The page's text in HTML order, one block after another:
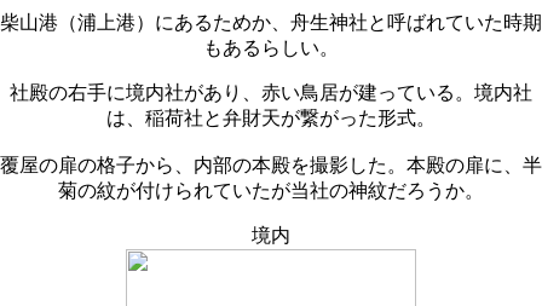
柴山港（浦上港）にあるためか、舟生神社と呼ばれていた時期
もあるらしい。
社殿の右手に境内社があり、赤い鳥居が建っている。境内社
は、稲荷社と弁財天が繋がった形式。
覆屋の扉の格子から、内部の本殿を撮影した。本殿の扉に、半
菊の紋が付けられていたが当社の神紋だろうか。
境内